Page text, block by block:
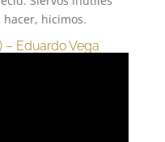
hicimos.
– Eduardo Vega